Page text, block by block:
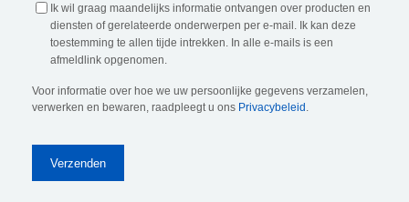
Ik wil graag maandelijks informatie ontvangen over producten en
diensten of gerelateerde onderwerpen per e-mail. Ik kan deze
toestemming te allen tijde intrekken. In alle e-mails is een
afmeldlink opgenomen.
Voor informatie over hoe we uw persoonlijke gegevens verzamelen,
verwerken en bewaren, raadpleegt u ons Privacybeleid .